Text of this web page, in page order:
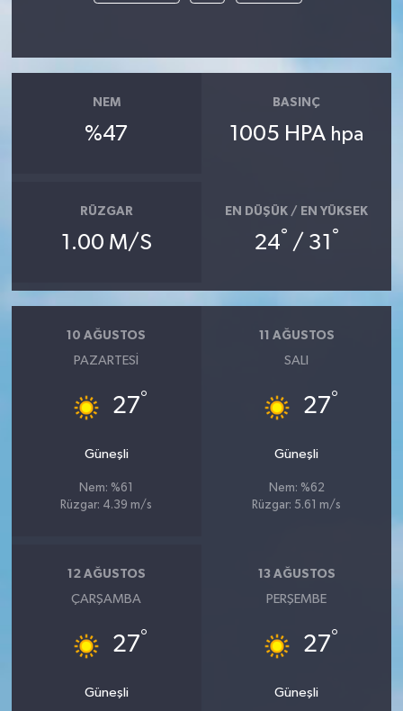
NEM
%47
BASINÇ
1005 HPA hpa
RÜZGAR
1.00 M/S
EN DÜŞÜK / EN YÜKSEK
24° / 31 °
10 AĞUSTOS
PAZARTESI
27°
Güneşli
Nem: %61
Rüzgar: 4.39 m/s
11 AĞUSTOS
SALI
27°
Güneşli
Nem: %62
Rüzgar: 5.61 m/s
12 AĞUSTOS
ÇARŞAMBA
27°
Güneşli
13 AĞUSTOS
PERŞEMBE
27°
Güneşli
Seri İlan
Siyaset
Sonsöz Özel
Vasıta
Yaşam